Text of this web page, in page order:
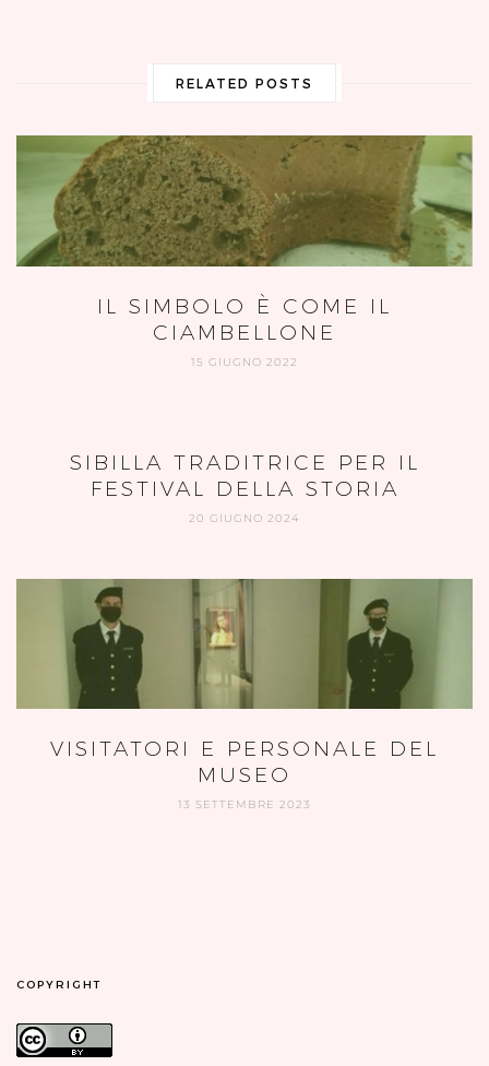
RELATED POSTS
IL SIMBOLO È COME IL
CIAMBELLONE
15 GIUGNO 2022
SIBILLA TRADITRICE PER IL
FESTIVAL DELLA STORIA
20 GIUGNO 2024
VISITATORI E PERSONALE DEL
MUSEO
13 SETTEMBRE 2023
COPYRIGHT